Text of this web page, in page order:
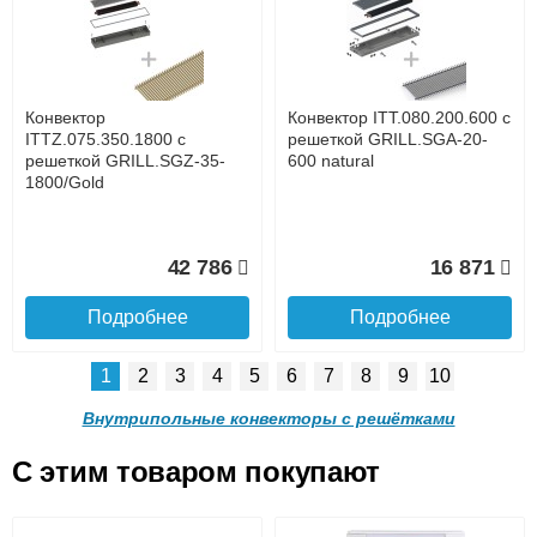
до подъезда
услуга платная
с решеткой GRILL.SGA-20-
1300 natural
30 665
Подробнее
с решеткой GRILL.SGA-20-
1000 natural
24 638
Конвектор ITT.080.200.900 с
решеткой GRILL.SGA-20-
900 natural
Конвектор ITT.080.200.800 с
решеткой GRILL.SGA-20-
800 natural
Конвектор
ITTZ.075.350.1800 с
решеткой GRILL.SGZ-35-
1800/Gold
42 786
Подробнее
Конвектор ITT.080.200.600 с
решеткой GRILL.SGA-20-
600 natural
16 871
Подробнее
1 2 3 4 5 6 7 8 9 10
Внутрипольные конвекторы с решётками
C этим товаром покупают